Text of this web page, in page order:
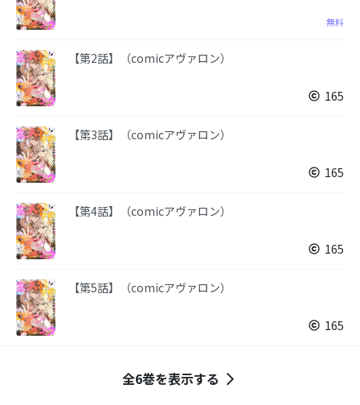
無料
【第2話】（comicアヴァロン）
165
【第3話】（comicアヴァロン）
165
【第4話】（comicアヴァロン）
165
【第5話】（comicアヴァロン）
165
全6巻を表示する